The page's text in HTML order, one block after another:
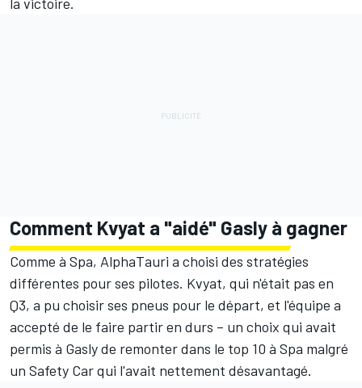
Comment Kvyat a "aidé" Gasly à gagner
Comme à Spa, AlphaTauri a choisi des stratégies
différentes pour ses pilotes. Kvyat, qui n'était pas en
Q3, a pu choisir ses pneus pour le départ, et l'équipe a
accepté de le faire partir en durs – un choix qui avait
permis à Gasly de remonter dans le top 10 à Spa malgré
un Safety Car qui l'avait nettement désavantagé.